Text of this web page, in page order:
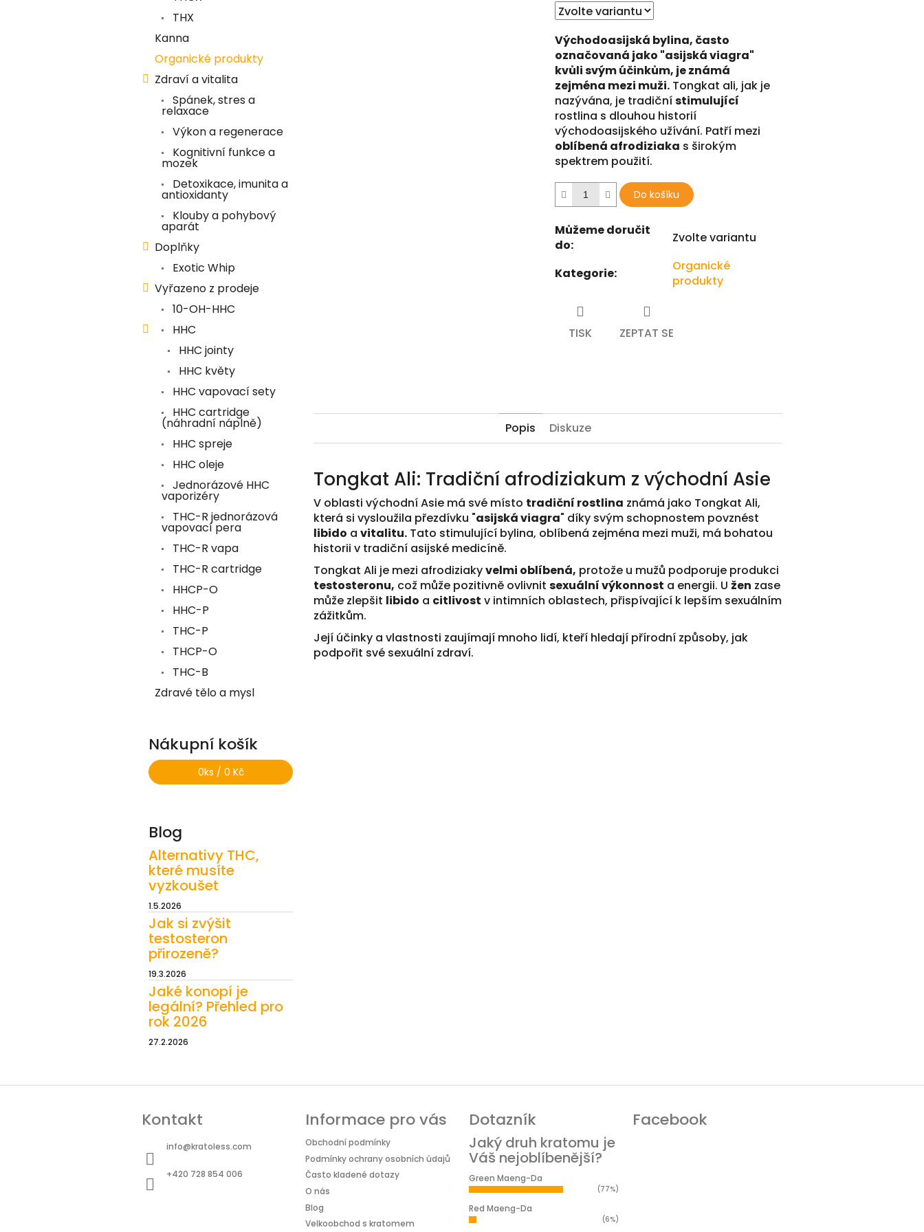
n
e
THX
Kanna
Organické produkty
Zdraví a vitalita
Spánek, stres a
relaxace
Výkon a regenerace
Kognitivní funkce a
mozek
Detoxikace, imunita a
antioxidanty
Klouby a pohybový
aparát
Doplňky
Exotic Whip
Vyřazeno z prodeje
10-OH-HHC
HHC
HHC jointy
HHC květy
HHC vapovací sety
HHC cartridge
(náhradní náplně)
HHC spreje
HHC oleje
Jednorázové HHC
vaporizéry
THC-R jednorázová
vapovací pera
THC-R vapa
THC-R cartridge
HHCP-O
HHC-P
THC-P
THCP-O
THC-B
Zdravé tělo a mysl
Nákupní košík
0ks / 0 Kč
Blog
Alternativy THC,
které musíte
vyzkoušet
1.5.2026
Jak si zvýšit
testosteron
přirozeně?
19.3.2026
Jaké konopí je
legální? Přehled pro
rok 2026
27.2.2026
5
hvězdiček.
Východoasijská bylina, často
označovaná jako "asijská viagra"
kvůli svým účinkům, je známá
zejména mezi muži. Tongkat ali, jak je
nazývána, je tradičnístimulující
rostlina s dlouhou historií
východoasijského užívání. Patří mezi
oblíbená afrodiziaka s širokým
spektrem použití.
Do košíku
Můžeme doručit
do:
Zvolte variantu
Kategorie:
Organické
produkty
TISK ZEPTAT SE
Popis Diskuze
Tongkat Ali: Tradiční afrodiziakum z východní Asie
V oblasti východní Asie má své místo tradiční rostlina známá jako Tongkat Ali,
která si vysloužila přezdívku "asijská viagra" díky svým schopnostem povznést
libido a vitalitu. Tato stimulující bylina, oblíbená zejména mezi muži, má bohatou
historii v tradiční asijské medicíně.
Tongkat Ali je mezi afrodiziakyvelmi oblíbená, protože u mužů podporuje produkci
testosteronu, což může pozitivně ovlivnit sexuální výkonnost a energii. U žen zase
může zlepšit libido a citlivost v intimních oblastech, přispívající k lepším sexuálním
zážitkům.
Její účinky a vlastnosti zaujímají mnoho lidí, kteří hledají přírodní způsoby, jak
podpořit své sexuální zdraví.
Kontakt
info@kratoless.com
+420 728 854 006
Informace pro vás
Obchodní podmínky
Podmínky ochrany osobních údajů
Často kladené dotazy
O nás
Blog
Velkoobchod s kratomem
Dotazník
Jaký druh kratomu je
Váš nejoblíbenější?
Green Maeng-Da
(77%)
Red Maeng-Da
(6%)
Facebook